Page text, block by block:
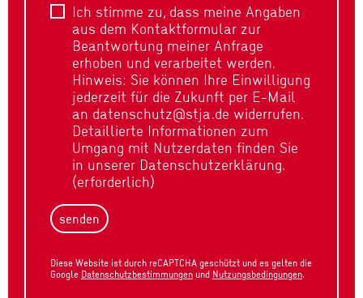
Ich stimme zu, dass meine Angaben
aus dem Kontaktformular zur
Beantwortung meiner Anfrage
erhoben und verarbeitet werden.
Hinweis: Sie können Ihre Einwilligung
jederzeit für die Zukunft per E-Mail
an datenschutz@stja.de widerrufen.
Detaillierte Informationen zum
Umgang mit Nutzerdaten finden Sie
in unserer Datenschutzerklärung.
(erforderlich)
senden
Diese Website ist durch reCAPTCHA geschützt und es gelten die
Google Datenschutzbestimmungen und Nutzungsbedingungen.